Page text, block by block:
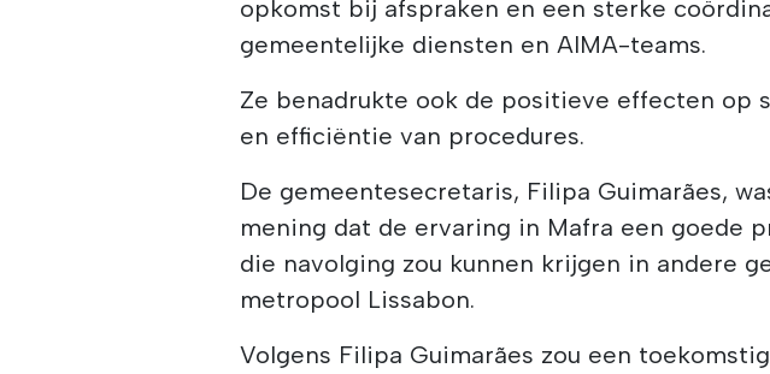
opkomst bij afspraken en een sterke
gemeentelijke diensten en AIMA-teams.
Ze benadrukte ook de positieve effecten op
en efficiëntie van procedures.
De gemeentesecretaris, Filipa Guimarães,
mening dat de ervaring in Mafra een goede
die navolging zou kunnen krijgen in andere
metropool Lissabon.
Volgens Filipa Guimarães zou een